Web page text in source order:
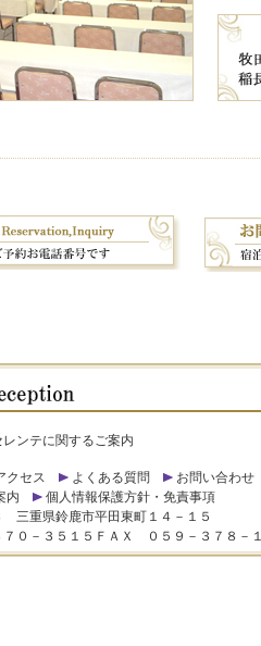
ンテに関するご案内
クセス よくある質問
お問い合わせ
内
個人情報保護方針・免責事項
三重県鈴鹿市平田東町１４－１５
０－３５１５ＦＡＸ ０５９－３７８－